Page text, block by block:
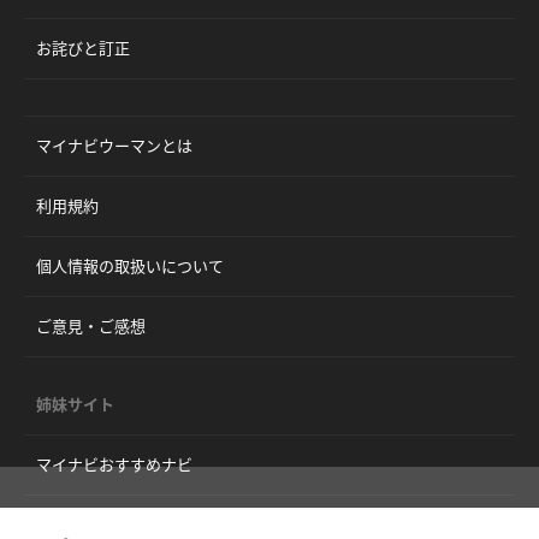
お詫びと訂正
マイナビウーマンとは
利用規約
個人情報の取扱いについて
ご意見・ご感想
姉妹サイト
マイナビおすすめナビ